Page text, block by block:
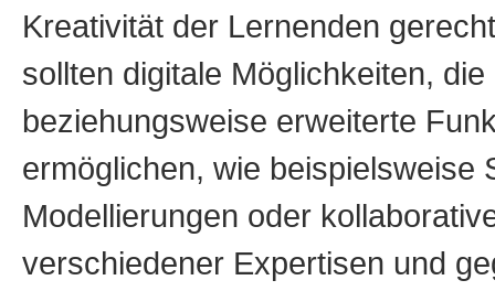
Kreativität der Lernenden
sollten digitale Möglichkeiten,
beziehungsweise erweiterte
ermöglichen, wie beispielsweise
Modellierungen oder
verschiedener Expertisen und